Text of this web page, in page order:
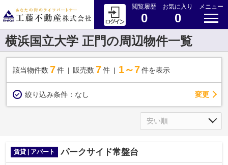
閲覧履歴
0
お気に入り
0
メニュー
横浜国立大学 正門の周辺物件一覧
該当物件数 7件 販売数 7 件 1～7 件を表示
絞り込み条件： なし 変更
賃貸 | アパート パークサイド常盤台